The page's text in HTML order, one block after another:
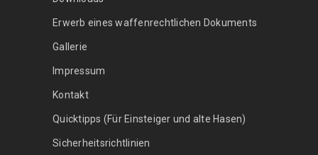
Erwerb eines waffenrechtlichen Dokuments
Gallerie
Impressum
Kontakt
Quicktipps (Für Einsteiger und alte Hasen)
Sicherheitsrichtlinien